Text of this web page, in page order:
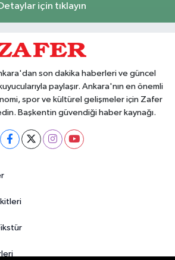
için tıklayın
son dakika haberleri ve güncel
paylaşır. Ankara'nın en önemli
spor ve kültürel gelişmeler için Zafer
Başkentin güvendiği haber kaynağı.